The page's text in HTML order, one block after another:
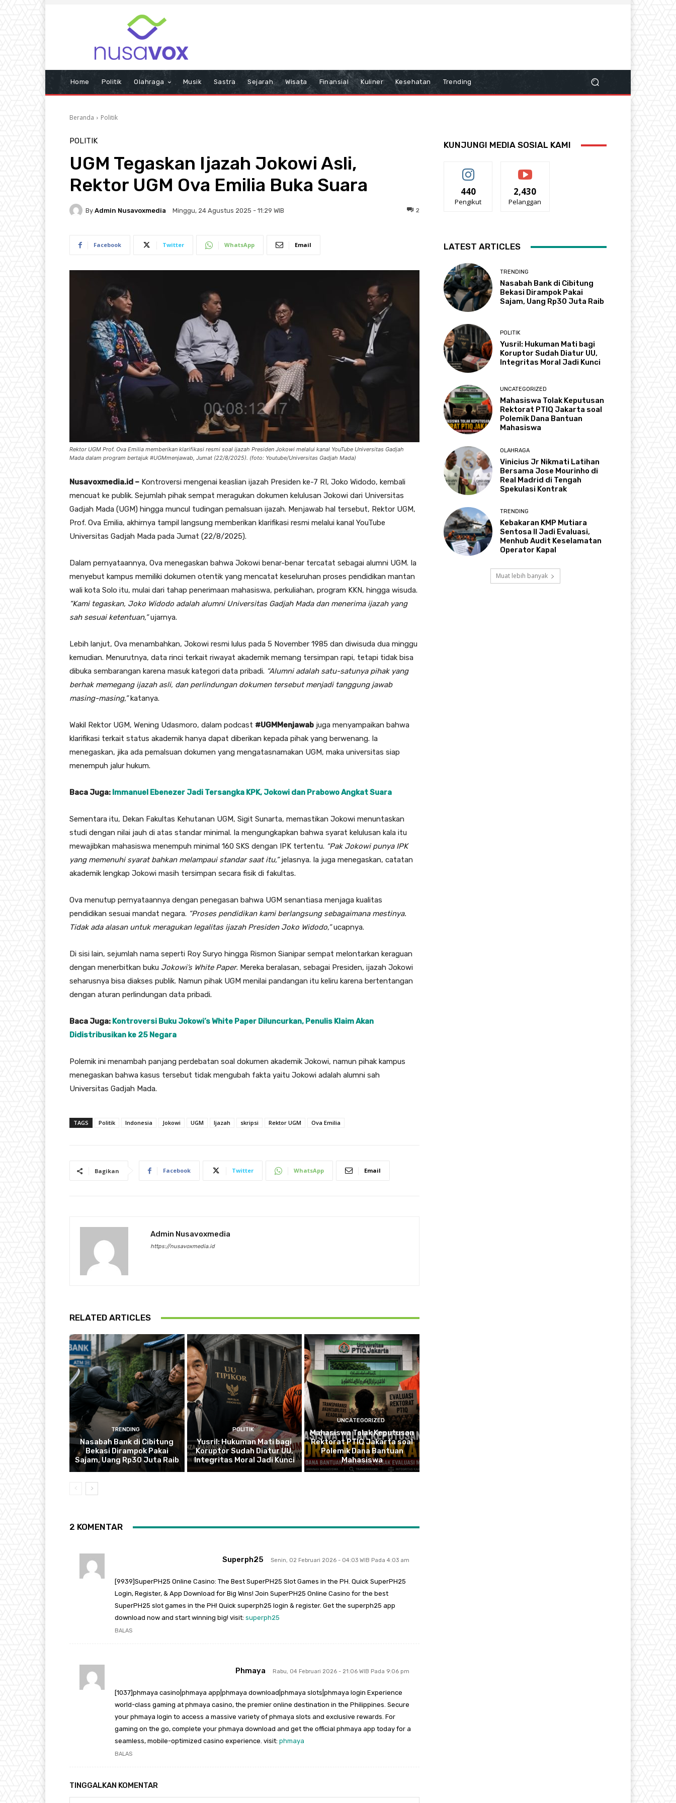
Home Politik Olahraga Musik Sastra Sejarah Wisata Finansial Kuliner Kesehatan Trending
Beranda Politik
POLITIK
UGM Tegaskan Ijazah Jokowi Asli,
Rektor UGM Ova Emilia Buka Suara
By Admin Nusavoxmedia Minggu, 24 Agustus 2025 - 11:29 WIB 2
Facebook Twitter WhatsApp Email
Rektor UGM Prof. Ova Emilia memberikan klarifikasi resmi soal ijazah Presiden Jokowi melalui kanal YouTube Universitas Gadjah
Mada dalam program bertajuk #UGMmenjawab, Jumat (22/8/2025). (foto: Youtube/Universitas Gadjah Mada)
Nusavoxmedia.id – Kontroversi mengenai keaslian ijazah Presiden ke-7 RI, Joko Widodo, kembali
mencuat ke publik. Sejumlah pihak sempat meragukan dokumen kelulusan Jokowi dari Universitas
Gadjah Mada (UGM) hingga muncul tudingan pemalsuan ijazah. Menjawab hal tersebut, Rektor UGM,
Prof. Ova Emilia, akhirnya tampil langsung memberikan klarifikasi resmi melalui kanal YouTube
Universitas Gadjah Mada pada Jumat (22/8/2025).
Dalam pernyataannya, Ova menegaskan bahwa Jokowi benar-benar tercatat sebagai alumni UGM. Ia
menyebut kampus memiliki dokumen otentik yang mencatat keseluruhan proses pendidikan mantan
wali kota Solo itu, mulai dari tahap penerimaan mahasiswa, perkuliahan, program KKN, hingga wisuda.
“Kami tegaskan, Joko Widodo adalah alumni Universitas Gadjah Mada dan menerima ijazah yang
sah sesuai ketentuan,”ujarnya.
Lebih lanjut, Ova menambahkan, Jokowi resmi lulus pada 5 November 1985 dan diwisuda dua minggu
kemudian. Menurutnya, data rinci terkait riwayat akademik memang tersimpan rapi, tetapi tidak bisa
dibuka sembarangan karena masuk kategori data pribadi. “Alumni adalah satu-satunya pihak yang
berhak memegang ijazah asli, dan perlindungan dokumen tersebut menjadi tanggung jawab
masing-masing,”katanya.
Wakil Rektor UGM, Wening Udasmoro, dalam podcast #UGMMenjawab juga menyampaikan bahwa
klarifikasi terkait status akademik hanya dapat diberikan kepada pihak yang berwenang. Ia
menegaskan, jika ada pemalsuan dokumen yang mengatasnamakan UGM, maka universitas siap
menempuh jalur hukum.
Baca Juga: Immanuel Ebenezer Jadi Tersangka KPK, Jokowi dan Prabowo Angkat Suara
Sementara itu, Dekan Fakultas Kehutanan UGM, Sigit Sunarta, memastikan Jokowi menuntaskan
studi dengan nilai jauh di atas standar minimal. Ia mengungkapkan bahwa syarat kelulusan kala itu
mewajibkan mahasiswa menempuh minimal 160 SKS dengan IPK tertentu. “Pak Jokowi punya IPK
yang memenuhi syarat bahkan melampaui standar saat itu,”jelasnya. Ia juga menegaskan, catatan
akademik lengkap Jokowi masih tersimpan secara fisik di fakultas.
Ova menutup pernyataannya dengan penegasan bahwa UGM senantiasa menjaga kualitas
pendidikan sesuai mandat negara. “Proses pendidikan kami berlangsung sebagaimana mestinya.
Tidak ada alasan untuk meragukan legalitas ijazah Presiden Joko Widodo,”ucapnya.
Di sisi lain, sejumlah nama seperti Roy Suryo hingga Rismon Sianipar sempat melontarkan keraguan
dengan menerbitkan buku Jokowi’s White Paper. Mereka beralasan, sebagai Presiden, ijazah Jokowi
seharusnya bisa diakses publik. Namun pihak UGM menilai pandangan itu keliru karena bertentangan
dengan aturan perlindungan data pribadi.
Baca Juga: Kontroversi Buku Jokowi’s White Paper Diluncurkan, Penulis Klaim Akan
Didistribusikan ke 25 Negara
Polemik ini menambah panjang perdebatan soal dokumen akademik Jokowi, namun pihak kampus
menegaskan bahwa kasus tersebut tidak mengubah fakta yaitu Jokowi adalah alumni sah
Universitas Gadjah Mada.
TAGS Politik Indonesia Jokowi UGM Ijazah skripsi Rektor UGM Ova Emilia
Bagikan Facebook Twitter WhatsApp Email
Admin Nusavoxmedia
https://nusavoxmedia.id
RELATED ARTICLES
TRENDING
Nasabah Bank di Cibitung
Bekasi Dirampok Pakai
Sajam, Uang Rp30 Juta Raib
POLITIK
Yusril: Hukuman Mati bagi
Koruptor Sudah Diatur UU,
Integritas Moral Jadi Kunci
UNCATEGORIZED
Mahasiswa Tolak Keputusan
Rektorat PTIQ Jakarta soal
Polemik Dana Bantuan
Mahasiswa
2 KOMENTAR
Superph25 Senin, 02 Februari 2026 - 04:03 WIB Pada 4:03 am
[9939]SuperPH25 Online Casino: The Best SuperPH25 Slot Games in the PH. Quick SuperPH25
Login, Register, & App Download for Big Wins! Join SuperPH25 Online Casino for the best
SuperPH25 slot games in the PH! Quick superph25 login & register. Get the superph25 app
download now and start winning big! visit: superph25
BALAS
Phmaya Rabu, 04 Februari 2026 - 21:06 WIB Pada 9:06 pm
[1037]phmaya casino|phmaya app|phmaya download|phmaya slots|phmaya login Experience
world-class gaming at phmaya casino, the premier online destination in the Philippines. Secure
your phmaya login to access a massive variety of phmaya slots and exclusive rewards. For
gaming on the go, complete your phmaya download and get the official phmaya app today for a
seamless, mobile-optimized casino experience. visit: phmaya
BALAS
TINGGALKAN KOMENTAR
KUNJUNGI MEDIA SOSIAL KAMI
440
Pengikut
2,430
Pelanggan
LATEST ARTICLES
TRENDING
Nasabah Bank di Cibitung
Bekasi Dirampok Pakai
Sajam, Uang Rp30 Juta Raib
POLITIK
Yusril: Hukuman Mati bagi
Koruptor Sudah Diatur UU,
Integritas Moral Jadi Kunci
UNCATEGORIZED
Mahasiswa Tolak Keputusan
Rektorat PTIQ Jakarta soal
Polemik Dana Bantuan
Mahasiswa
OLAHRAGA
Vinicius Jr Nikmati Latihan
Bersama Jose Mourinho di
Real Madrid di Tengah
Spekulasi Kontrak
TRENDING
Kebakaran KMP Mutiara
Sentosa II Jadi Evaluasi,
Menhub Audit Keselamatan
Operator Kapal
Muat lebih banyak